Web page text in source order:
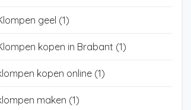
geel (1)
kopen in Brabant (1)
kopen online (1)
maken (1)